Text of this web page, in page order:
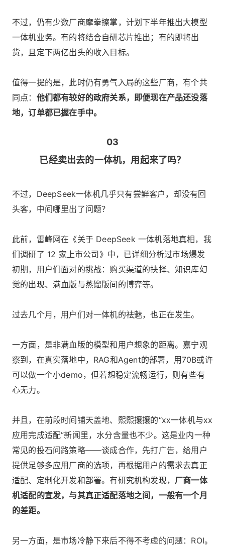
不过，仍有少数厂商摩拳擦掌，计划下半年推出大模型
一体机业务。有的将结合自研芯片推出；有的即将出
货，且定下两亿出头的收入目标。
值得一提的是，此时仍有勇气入局的这些厂商，有个共
同点： 他们都有较好的政府关系，即便现在产品还没落
地，订单都已握在手中。
03
已经卖出去的一体机，用起来了吗？
不过，DeepSeek一体机几乎只有尝鲜客户，却没有回
头客，中间哪里出了问题？
此前，雷峰网在 《关于 DeepSeek 一体机落地真相，我
们调研了 12 家上市公司》 中，已详细分析过市场爆发
初期，用户们面对的挑战：购买渠道的抉择、知识库幻
觉的出现、满血版与蒸馏版间的博弈等。
过去几个月，用户们对一体机的祛魅，也正在发生。
一方面，是非满血版的模型和用户想象的距离。嘉宁观
察到，在真实落地中，RAG和Agent的部署，用70B或许
可以做一个小demo，但若想稳定流畅运行，则有些有
心无力。
并且，在前段时间铺天盖地、熙熙攘攘的“xx一体机与xx
应用完成适配”新闻里，水分含量也不少。这是业内一种
常见的投石问路策略——谈成合作，先打广告，给用户
提供足够多应用厂商的选项，再根据用户的需求去真正
适配、定制化开发和部署。有研究机构发现， 厂商一体
机适配的宣发，与其真正适配落地之间，一般有一个月
的差距。
另一方面，是市场冷静下来后不得不考虑的问题：ROI。